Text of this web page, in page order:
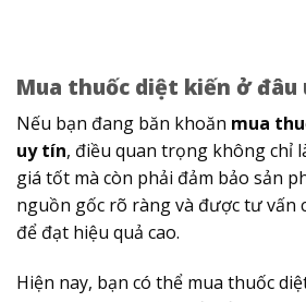
Mua thuốc diệt kiến ở đâu
Nếu bạn đang băn khoăn mua
uy tín, điều quan trọng không chỉ
giá tốt mà còn phải đảm bảo sản
nguồn gốc rõ ràng và được tư vấn
để đạt hiệu quả cao.
Hiện nay, bạn có thể mua thuốc